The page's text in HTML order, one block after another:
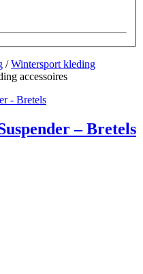
/Wintersport kleding
accessoires
– Bretels